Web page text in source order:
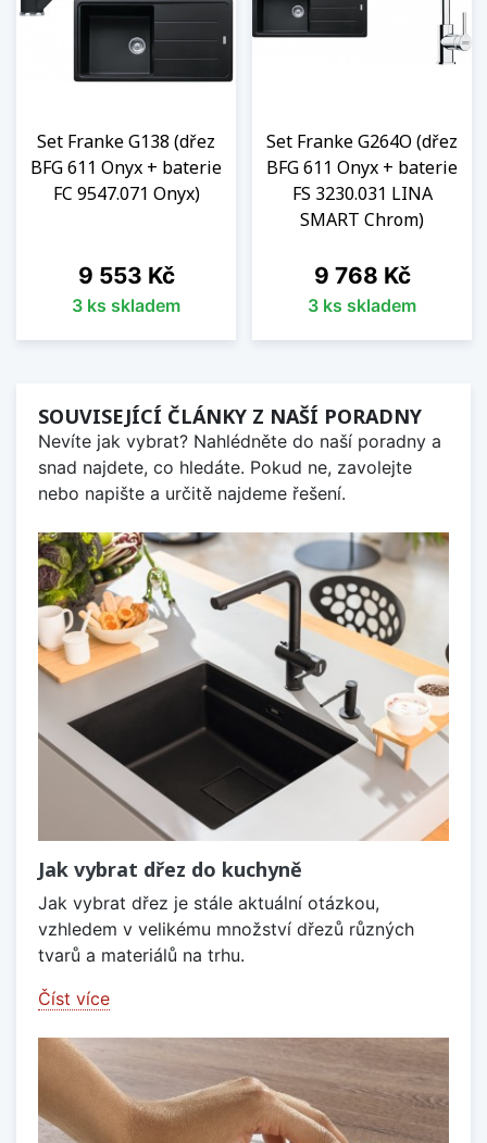
Set Franke G138 (dřez
BFG 611 Onyx + baterie
FC 9547.071 Onyx)
Cena
9 553 Kč
3 ks skladem
Set Franke G264O (dřez
BFG 611 Onyx + baterie
FS 3230.031 LINA
SMART Chrom)
Cena
9 768 Kč
3 ks skladem
SOUVISEJÍCÍ ČLÁNKY Z NAŠÍ PORADNY
Nevíte jak vybrat? Nahlédněte do naší poradny a
snad najdete, co hledáte. Pokud ne, zavolejte
nebo napište a určitě najdeme řešení.
Jak vybrat dřez do kuchyně
Jak vybrat dřez je stále aktuální otázkou,
vzhledem v velikému množství dřezů různých
tvarů a materiálů na trhu.
Číst více